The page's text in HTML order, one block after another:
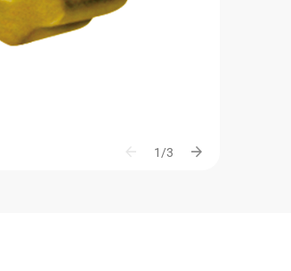
arrow_back 1/3 arrow_forward